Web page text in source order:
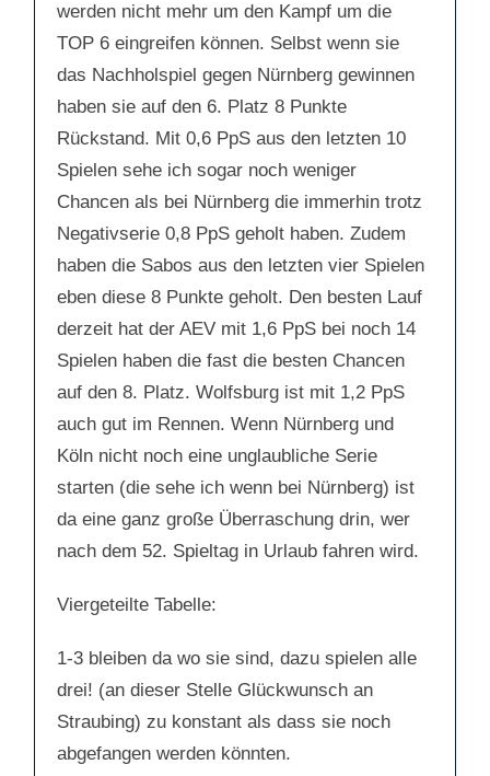
werden nicht mehr um den Kampf um die
TOP 6 eingreifen können. Selbst wenn sie
das Nachholspiel gegen Nürnberg gewinnen
haben sie auf den 6. Platz 8 Punkte
Rückstand. Mit 0,6 PpS aus den letzten 10
Spielen sehe ich sogar noch weniger
Chancen als bei Nürnberg die immerhin trotz
Negativserie 0,8 PpS geholt haben. Zudem
haben die Sabos aus den letzten vier Spielen
eben diese 8 Punkte geholt. Den besten Lauf
derzeit hat der AEV mit 1,6 PpS bei noch 14
Spielen haben die fast die besten Chancen
auf den 8. Platz. Wolfsburg ist mit 1,2 PpS
auch gut im Rennen. Wenn Nürnberg und
Köln nicht noch eine unglaubliche Serie
starten (die sehe ich wenn bei Nürnberg) ist
da eine ganz große Überraschung drin, wer
nach dem 52. Spieltag in Urlaub fahren wird.
Viergeteilte Tabelle:
1-3 bleiben da wo sie sind, dazu spielen alle
drei! (an dieser Stelle Glückwunsch an
Straubing) zu konstant als dass sie noch
abgefangen werden könnten.